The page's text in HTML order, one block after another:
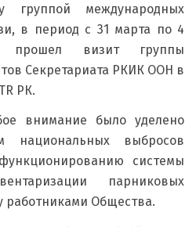
группой международных
в период с 31 марта по 4
прошел визит группы
Секретариата РКИК ООН в
РК.
внимание было уделено
национальных выбросов
системы
парниковых
работниками Общества.